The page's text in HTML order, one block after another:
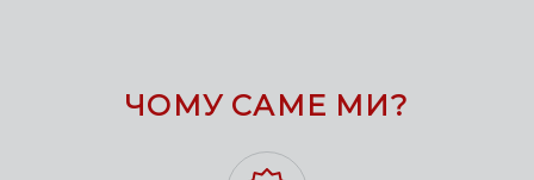
ЧОМУ САМЕ МИ?